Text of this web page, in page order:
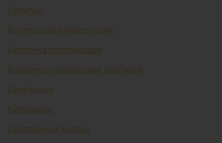
Капитал
Капитальная инвестиция
Карточка пластиковая
Карточка с образцами подписей
Квитанция
Киберриск
Кластерный анализ